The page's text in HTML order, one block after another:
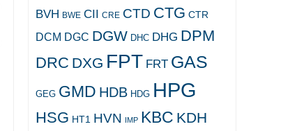
BVH BWE CII CRE CTD CTG CTR
DCM DGC DGW DHC DHG DPM
DRC DXG FPT FRT GAS
GEG GMD HDB HDG HPG
HSG HT1 HVN IMP KBC KDH